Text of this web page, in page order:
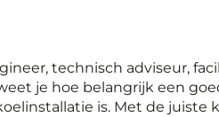
technisch adviseur,
je hoe belangrijk een
is. Met de juiste